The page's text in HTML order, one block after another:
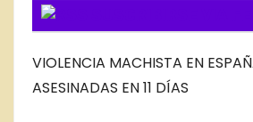
VIOLENCIA MACHISTA EN
ASESINADAS EN 11 DÍAS